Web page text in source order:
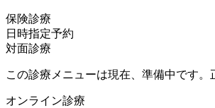
保険診療
日時指定予約
対面診療
この診療メニューは現在、準備中です
オンライン診療